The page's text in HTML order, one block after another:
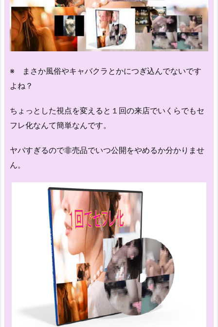
※ まさか風俗やキャバクラとかにつぎ込んでないです
よね？
ちょっとした視点を変えると１回の来店でいくらでもセ
フレ化なんて簡単なんです。
ヤバすぎるので非売品でいつ公開をやめるか分かりませ
ん。